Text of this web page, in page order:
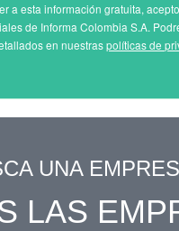
a esta información gratuita,
de Informa Colombia S.A.
en nuestraspolíticas de
UNA
LAS